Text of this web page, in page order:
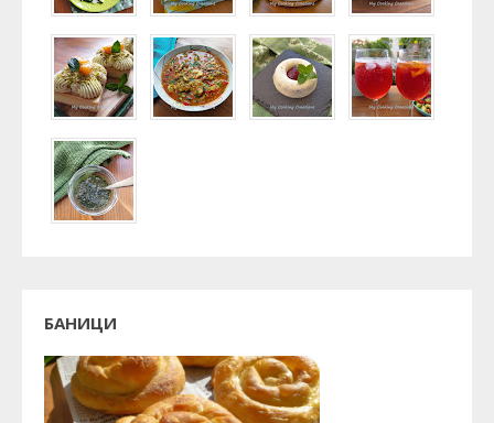
БАНИЦИ